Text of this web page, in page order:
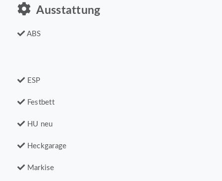
Ausstattung
ABS
ESP
Festbett
HU neu
Heckgarage
Markise